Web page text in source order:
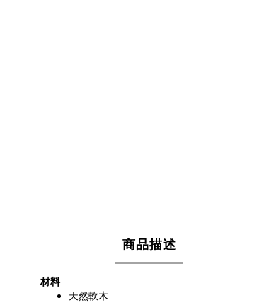
商品描述
材料
天然軟木